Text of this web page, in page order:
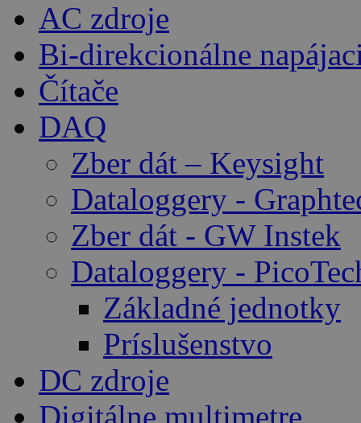
AC zdroje
Bi-direkcionálne
Čítače
DAQ
Zber dát – Keysight
Dataloggery -
Zber dát - GW Instek
Dataloggery -
Základné jednotky
Príslušenstvo
DC zdroje